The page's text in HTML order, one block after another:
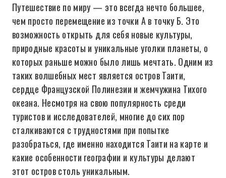
Путешествие по миру — это всегда нечто большее,
чем просто перемещение из точки А в точку Б. Это
возможность открыть для себя новые культуры,
природные красоты и уникальные уголки планеты, о
которых раньше можно было лишь мечтать. Одним из
таких волшебных мест является остров Таити,
сердце Французской Полинезии и жемчужина Тихого
океана. Несмотря на свою популярность среди
туристов и исследователей, многие до сих пор
сталкиваются с трудностями при попытке
разобраться, где именно находится Таити на карте и
какие особенности географии и культуры делают
этот остров столь уникальным.